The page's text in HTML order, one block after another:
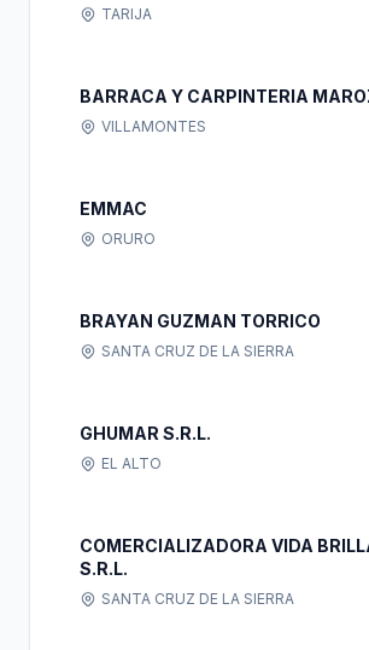
TARIJA
BARRACA Y CARPINTERIA
VILLAMONTES
EMMAC
ORURO
BRAYAN GUZMAN TORRICO
SANTA CRUZ DE LA SIERRA
GHUMAR S.R.L.
EL ALTO
COMERCIALIZADORA VIDA
S.R.L.
SANTA CRUZ DE LA SIERRA